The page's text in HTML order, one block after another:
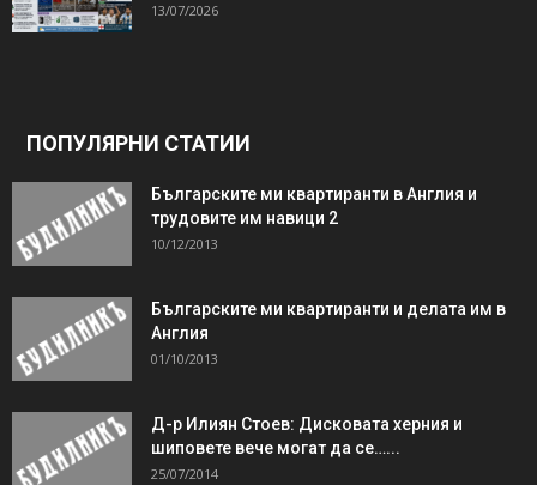
13/07/2026
ПОПУЛЯРНИ СТАТИИ
Българските ми квартиранти в Англия и
трудовите им навици 2
10/12/2013
Българските ми квартиранти и делата им в
Англия
01/10/2013
Д-р Илиян Стоев: Дисковата херния и
шиповете вече могат да се…...
25/07/2014